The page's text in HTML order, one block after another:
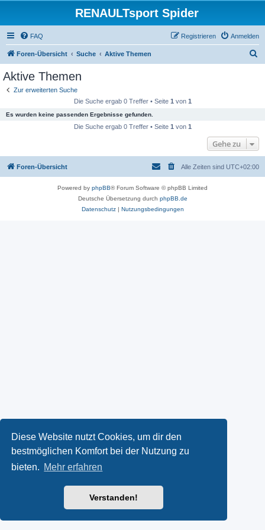
Diese Website nutzt Cookies, um dir den
bestmöglichen Komfort bei der Nutzung zu
bieten. Mehr erfahren
Verstanden!
RENAULTsport Spider
FAQ Anmelden
Registrieren
Foren-Übersicht Suche Aktive Themen
Aktive Themen
Zur erweiterten Suche
Die Suche ergab 0 Treffer • Seite 1 von 1
Es wurden keine passenden Ergebnisse gefunden.
Die Suche ergab 0 Treffer • Seite 1 von 1
Gehe zu
Foren-Übersicht Alle Zeiten sind UTC+02:00
Powered by phpBB® Forum Software © phpBB Limited
Deutsche Übersetzung durch phpBB.de
Datenschutz| Nutzungsbedingungen